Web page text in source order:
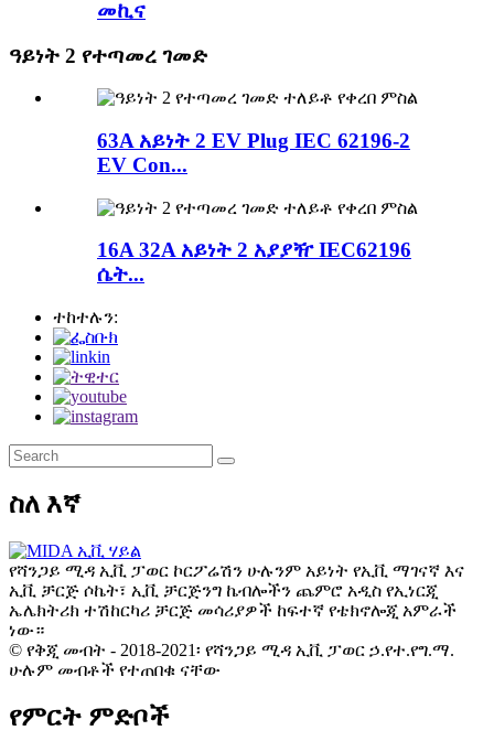
መኪና
ዓይነት 2 የተጣመረ ገመድ
63A አይነት 2 EV Plug IEC 62196-2
EV Con...
16A 32A አይነት 2 አያያዥ IEC62196
ሴት...
ተከተሉን:
ስለ እኛ
የሻንጋይ ሚዳ ኢቪ ፓወር ኮርፖሬሽን ሁሉንም አይነት የኢቪ ማገናኛ እና
ኢቪ ቻርጅ ሶኬት፣ ኢቪ ቻርጅንግ ኬብሎችን ጨምሮ አዲስ የኢነርጂ
ኤሌክትሪክ ተሽከርካሪ ቻርጅ መሳሪያዎች ከፍተኛ የቴክኖሎጂ አምራች
ነው።
© የቅጂ መብት - 2018-2021፡ የሻንጋይ ሚዳ ኢቪ ፓወር ኃ.የተ.የግ.ማ.
ሁሉም መብቶች የተጠበቁ ናቸው
የምርት ምድቦች